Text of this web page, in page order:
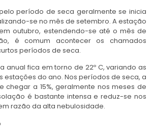
período de seca geralmente se inicia
se no mês de setembro. A estação
outubro, estendendo-se até o mês de
é comum acontecer os chamados
períodos de seca.
anual fica em torno de 22º C, variando as
estações do ano. Nos períodos de seca, a
chegar a 15%, geralmente nos meses de
é bastante intensa e reduz-se nos
razão da alta nebulosidade.